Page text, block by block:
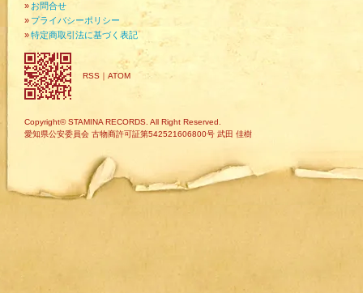
» お問合せ
» プライバシーポリシー
»特定商取引法に基づく表記
RSS ｜ ATOM
Copyright© STAMINA RECORDS. All Right Reserved.
愛知県公安委員会 古物商許可証第542521606800号 武田 佳樹